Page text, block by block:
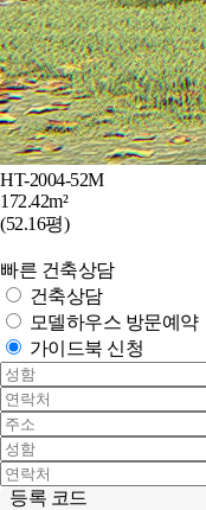
HT-2004-52M
172.42m²
(52.16평)
빠른 건축상담
건축상담
모델하우스 방문예약
가이드북 신청
등록 코드